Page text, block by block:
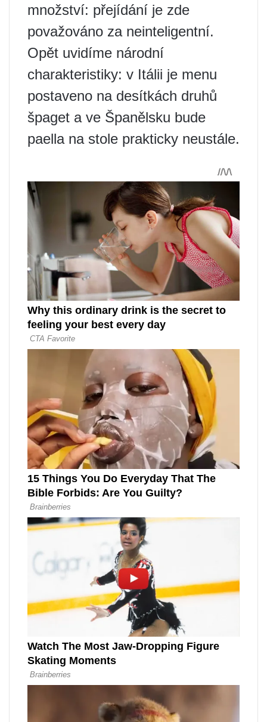
množství: přejídání je zde
považováno za neinteligentní.
Opět uvidíme národní
charakteristiky: v Itálii je menu
postaveno na desítkách druhů
špaget a ve Španělsku bude
paella na stole prakticky neustále.